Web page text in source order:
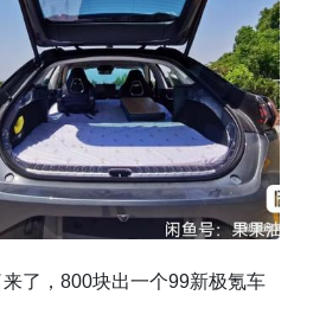
了，800块出一个99新极氪车